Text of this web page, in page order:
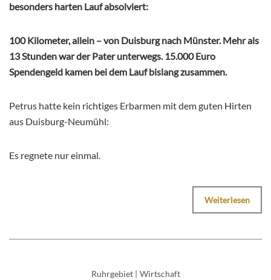
besonders harten Lauf absolviert:
100 Kilometer, allein – von Duisburg nach Münster. Mehr als
13 Stunden war der Pater unterwegs. 15.000 Euro
Spendengeld kamen bei dem Lauf bislang zusammen.
Petrus hatte kein richtiges Erbarmen mit dem guten Hirten
aus Duisburg-Neumühl:
Es regnete nur einmal.
Weiterlesen
Ruhrgebiet | Wirtschaft